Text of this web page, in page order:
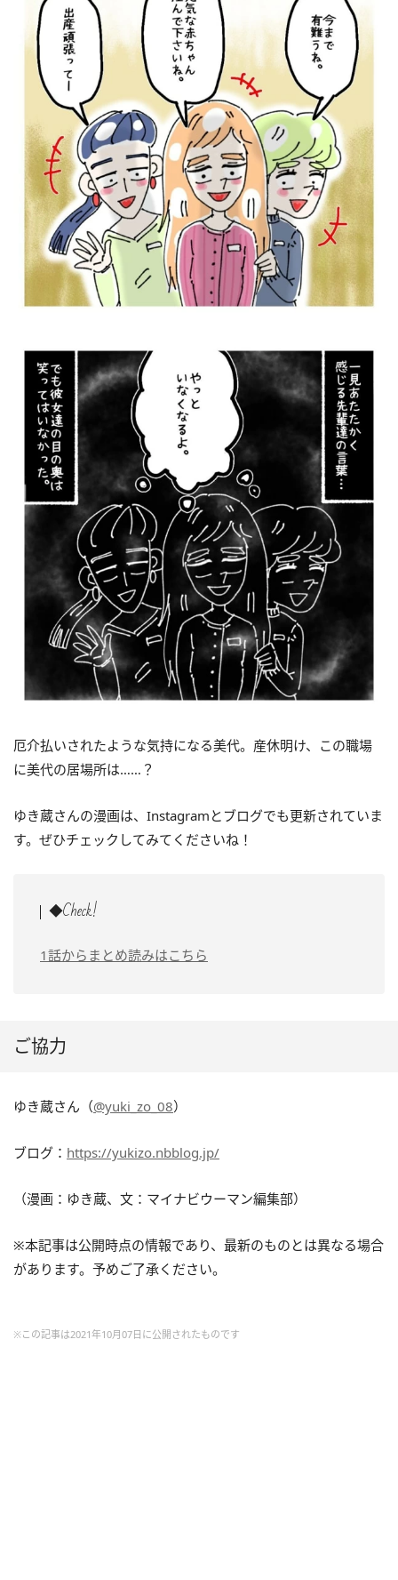
厄介払いされたような気持になる美代。産休明け、この職場
に美代の居場所は……？
ゆき蔵さんの漫画は、Instagramとブログでも更新されていま
す。ぜひチェックしてみてくださいね！
◆Check!
1話からまとめ読みはこちら
ご協力
ゆき蔵さん（@yuki_zo_08）
ブログ： https://yukizo.nbblog.jp/
（漫画：ゆき蔵、文：マイナビウーマン編集部）
※本記事は公開時点の情報であり、最新のものとは異なる場合
があります。予めご了承ください。
※この記事は2021年10月07日に公開されたものです